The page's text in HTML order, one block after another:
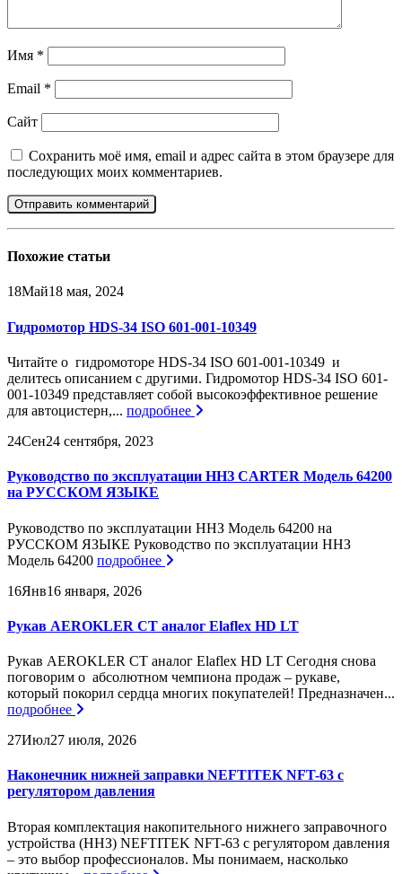
Имя *
Email *
Сайт
Сохранить моё имя, email и адрес сайта в этом браузере для
последующих моих комментариев.
Похожие статьи
18Май18 мая, 2024
Гидромотор HDS-34 ISO 601-001-10349
Читайте о гидромоторе HDS-34 ISO 601-001-10349 и
делитесь описанием с другими. Гидромотор HDS-34 ISO 601-
001-10349 представляет собой высокоэффективное решение
для автоцистерн,... подробнее
24Сен24 сентября, 2023
Руководство по эксплуатации ННЗ CARTER Модель 64200
на РУССКОМ ЯЗЫКЕ
Руководство по эксплуатации ННЗ Модель 64200 на
РУССКОМ ЯЗЫКЕ Руководство по эксплуатации ННЗ
Модель 64200 подробнее
16Янв16 января, 2026
Рукав AEROKLER CT аналог Elaflex HD LT
Рукав AEROKLER CT аналог Elaflex HD LT Сегодня снова
поговорим о абсолютном чемпиона продаж – рукаве,
который покорил сердца многих покупателей! Предназначен...
подробнее
27Июл27 июля, 2026
Наконечник нижней заправки NEFTITEK NFT-63 с
регулятором давления
Вторая комплектация накопительного нижнего заправочного
устройства (ННЗ) NEFTITEK NFT-63 с регулятором давления
– это выбор профессионалов. Мы понимаем, насколько